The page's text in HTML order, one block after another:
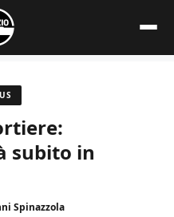
subito in
Spinazzola